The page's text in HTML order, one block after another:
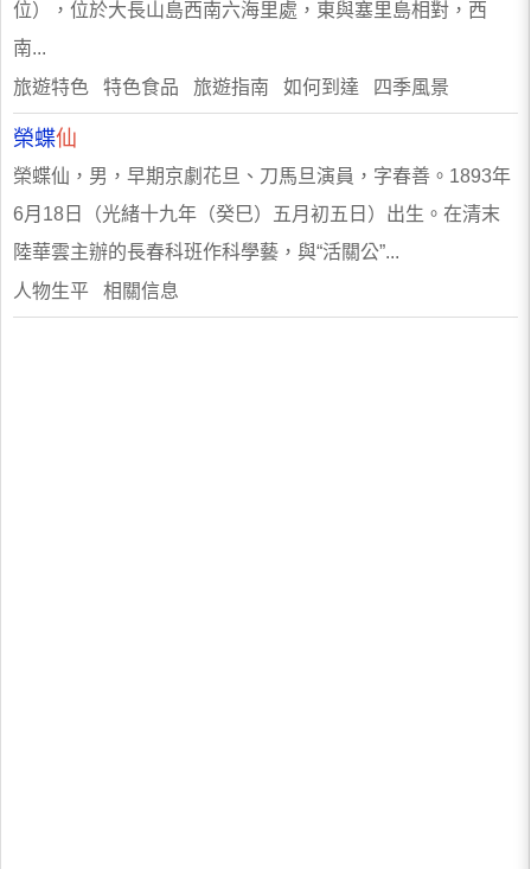
位），位於大長山島西南六海里處，東與塞里島相對，西
南...
旅遊特色 特色食品 旅遊指南 如何到達 四季風景
榮蝶仙
榮蝶仙，男，早期京劇花旦、刀馬旦演員，字春善。1893年
6月18日（光緒十九年（癸巳）五月初五日）出生。在清末
陸華雲主辦的長春科班作科學藝，與“活關公”...
人物生平 相關信息